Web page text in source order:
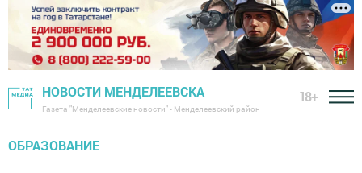
НОВОСТИ МЕНДЕЛЕЕВСКА
Газета "Менделеевские новости" - Менделеевский район
18+
ОБРАЗОВАНИЕ